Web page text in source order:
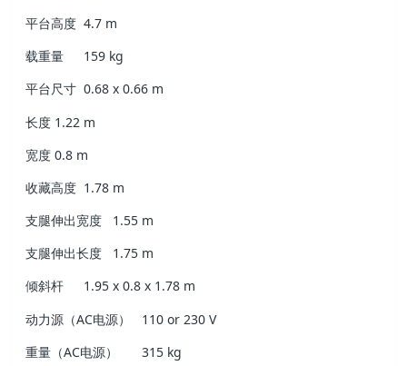
平台高度 4.7 m
载重量
159 kg
平台尺寸 0.68 x 0.66 m
长度 1.22 m
宽度 0.8 m
收藏高度 1.78 m
支腿伸出宽度
1.55 m
支腿伸出长度
1.75 m
倾斜杆
1.95 x 0.8 x 1.78 m
动力源（AC电源）
110 or 230 V
重量（AC电源）
315 kg